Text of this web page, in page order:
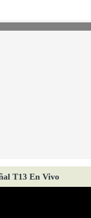
T13 En Vivo